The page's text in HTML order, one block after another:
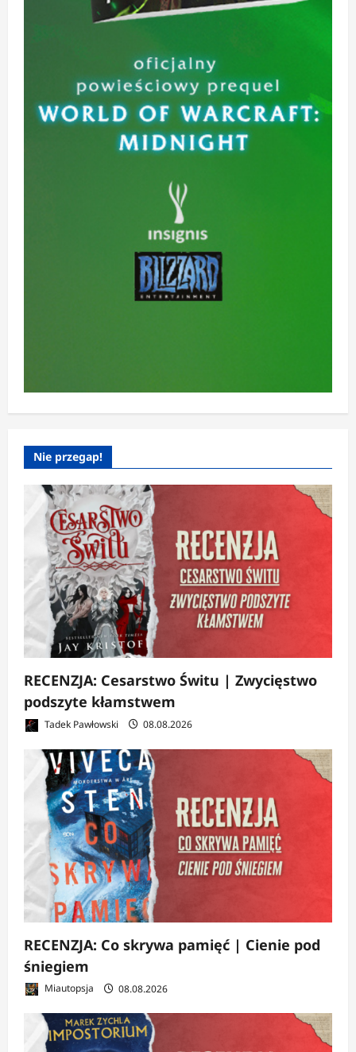
Nie przegap!
RECENZJA: Cesarstwo Świtu | Zwycięstwo
podszyte kłamstwem
Tadek Pawłowski 08.08.2026
RECENZJA: Co skrywa pamięć | Cienie pod
śniegiem
Miautopsja 08.08.2026